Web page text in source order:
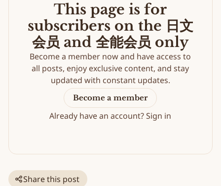
This page is for
subscribers on the 日文
会员 and 全能会员 only
Become a member now and have access to
all posts, enjoy exclusive content, and stay
updated with constant updates.
Become a member
Already have an account?Sign in
Share this post